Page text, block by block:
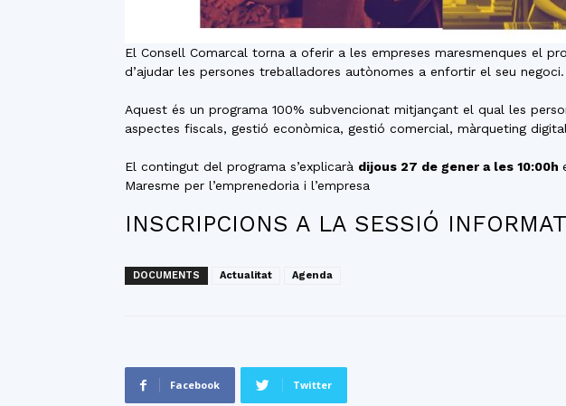
El Consell Comarcal torna a oferir a les empreses maresmenques el
d’ajudar les persones treballadores autònomes a enfortir el seu negoci.
Aquest és un programa 100% subvencionat mitjançant el qual les
aspectes fiscals, gestió econòmica, gestió comercial, màrqueting
El contingut del programa s’explicarà dijous 27 de gener a les 10:00h
Maresme per l’emprenedoria i l’empresa
INSCRIPCIONS A LA SESSIÓ
DOCUMENTS Actualitat Agenda
Facebook Twitter